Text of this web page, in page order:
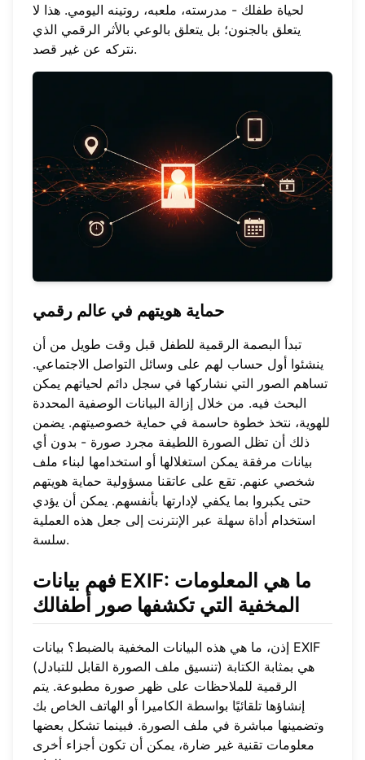
لحياة طفلك - مدرسته، ملعبه، روتينه اليومي. هذا لا
يتعلق بالجنون؛ بل يتعلق بالوعي بالأثر الرقمي الذي
نتركه عن غير قصد.
حماية هويتهم في عالم رقمي
تبدأ البصمة الرقمية للطفل قبل وقت طويل من أن
ينشئوا أول حساب لهم على وسائل التواصل الاجتماعي.
تساهم الصور التي نشاركها في سجل دائم لحياتهم يمكن
البحث فيه. من خلال إزالة البيانات الوصفية المحددة
للهوية، نتخذ خطوة حاسمة في حماية خصوصيتهم. يضمن
ذلك أن تظل الصورة اللطيفة مجرد صورة - بدون أي
بيانات مرفقة يمكن استغلالها أو استخدامها لبناء ملف
شخصي عنهم. تقع على عاتقنا مسؤولية حماية هويتهم
حتى يكبروا بما يكفي لإدارتها بأنفسهم. يمكن أن يؤدي
استخدام أداة سهلة عبر الإنترنت إلى جعل هذه العملية
سلسة.
فهم بيانات EXIF: ما هي المعلومات
المخفية التي تكشفها صور أطفالك
إذن، ما هي هذه البيانات المخفية بالضبط؟ بيانات EXIF
(تنسيق ملف الصورة القابل للتبادل) هي بمثابة الكتابة
الرقمية للملاحظات على ظهر صورة مطبوعة. يتم
إنشاؤها تلقائيًا بواسطة الكاميرا أو الهاتف الخاص بك
وتضمينها مباشرة في ملف الصورة. فبينما تشكل بعضها
معلومات تقنية غير ضارة، يمكن أن تكون أجزاء أخرى